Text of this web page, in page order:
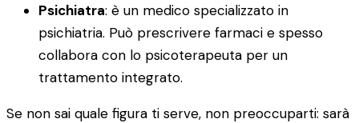
Psichiatra: è un medico specializzato in
psichiatria. Può prescrivere farmaci e spesso
collabora con lo psicoterapeuta per un
trattamento integrato.
Se non sai quale figura ti serve, non preoccuparti: sarà